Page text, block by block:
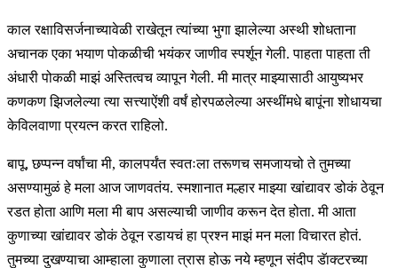
काल रक्षाविसर्जनाच्यावेळी राखेतून त्यांच्या भुगा झालेल्या अस्थी शोधताना
अचानक एका भयाण पोकळीची भयंकर जाणीव स्पर्शून गेली. पाहता पाहता ती
अंधारी पोकळी माझं अस्तित्वच व्यापून गेली. मी मात्र माझ्यासाठी आयुष्यभर
कणकण झिजलेल्या त्या सत्त्याऐंशी वर्षं होरपळलेल्या अस्थींमधे बापूंना शोधायचा
केविलवाणा प्रयत्न करत राहिलो.
बापू, छप्पन्न वर्षांचा मी, कालपर्यंत स्वतःला तरूणच समजायचो ते तुमच्या
असण्यामुळं हे मला आज जाणवतंय. स्मशानात मल्हार माझ्या खांद्यावर डोकं ठेवून
रडत होता आणि मला मी बाप असल्याची जाणीव करून देत होता. मी आता
कुणाच्या खांद्यावर डोकं ठेवून रडायचं हा प्रश्न माझं मन मला विचारत होतं.
तुमच्या दुखण्याचा आम्हाला कुणाला त्रास होऊ नये म्हणून संदीप डॅाक्टरच्या